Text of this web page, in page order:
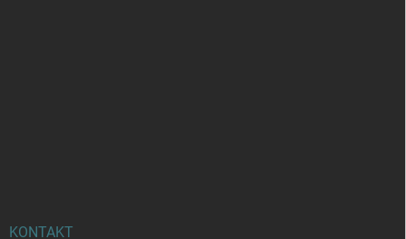
KONTAKT